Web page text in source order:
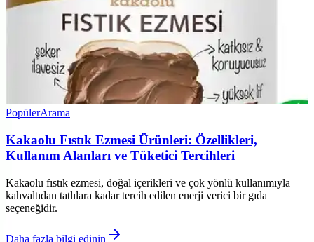
PopülerArama
Kakaolu Fıstık Ezmesi Ürünleri: Özellikleri,
Kullanım Alanları ve Tüketici Tercihleri
Kakaolu fıstık ezmesi, doğal içerikleri ve çok yönlü kullanımıyla
kahvaltıdan tatlılara kadar tercih edilen enerji verici bir gıda
seçeneğidir.
Daha fazla bilgi edinin